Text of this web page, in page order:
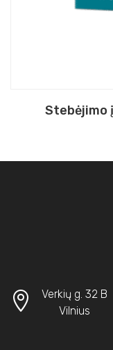
Stebėjimo
Verkių g. 32 B
Vilnius